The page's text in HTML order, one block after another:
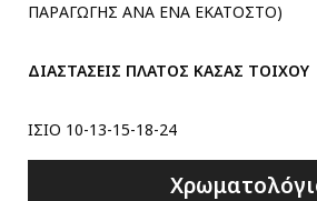
ΠΑΡΑΓΩΓΗΣ ΑΝΑ ΕΝΑ ΕΚΑΤΟΣΤΟ)
ΔΙΑΣΤΑΣΕΙΣ ΠΛΑΤΟΣ ΚΑΣΑΣ ΤΟΙΧΟΥ
ΙΣΙΟ 10-13-15-18-24